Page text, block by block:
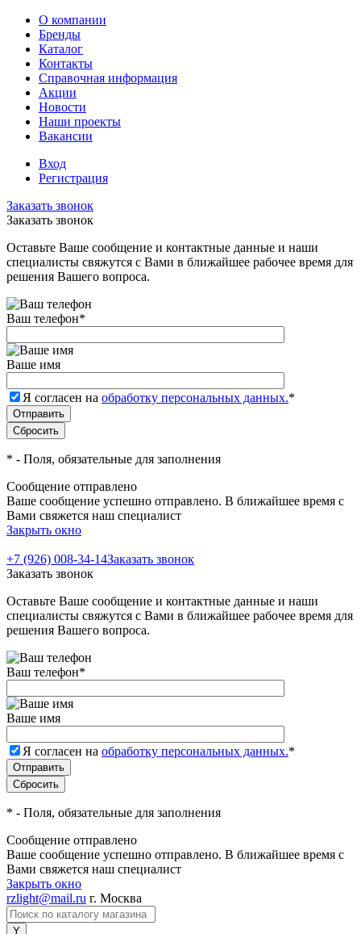
О компании
Бренды
Каталог
Контакты
Справочная информация
Акции
Новости
Наши проекты
Вакансии
Вход
Регистрация
Заказать звонок
Заказать звонок
Оставьте Ваше сообщение и контактные данные и наши
специалисты свяжутся с Вами в ближайшее рабочее время для
решения Вашего вопроса.
Ваш телефон*
Ваше имя
Я согласен на обработку персональных данных.*
* - Поля, обязательные для заполнения
Сообщение отправлено
Ваше сообщение успешно отправлено. В ближайшее время с
Вами свяжется наш специалист
Закрыть окно
+7 (926) 008-34-14Заказать звонок
Заказать звонок
Оставьте Ваше сообщение и контактные данные и наши
специалисты свяжутся с Вами в ближайшее рабочее время для
решения Вашего вопроса.
Ваш телефон*
Ваше имя
Я согласен на обработку персональных данных.*
* - Поля, обязательные для заполнения
Сообщение отправлено
Ваше сообщение успешно отправлено. В ближайшее время с
Вами свяжется наш специалист
Закрыть окно
rzlight@mail.ru г. Москва